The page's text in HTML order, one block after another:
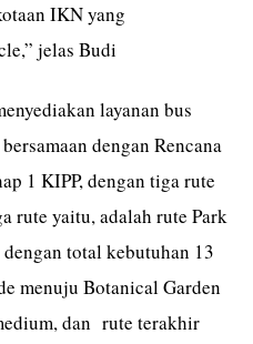
IKN yang
jelas Budi
layanan bus
dengan Rencana
1 KIPP, dengan tiga rute
rute yaitu, adalah rute Park
total kebutuhan 13
menuju Botanical Garden
dan rute terakhir